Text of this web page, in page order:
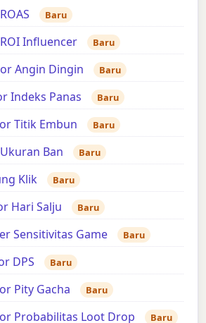
Baru
Influencer Baru
Angin Dingin Baru
Indeks Panas Baru
Titik Embun Baru
Ban Baru
Klik Baru
Hari Salju Baru
Sensitivitas Game Baru
DPS Baru
Pity Gacha Baru
Probabilitas Loot Drop Baru